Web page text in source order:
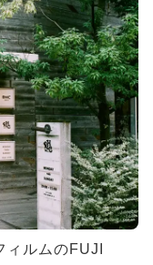
ィルムのFUJI